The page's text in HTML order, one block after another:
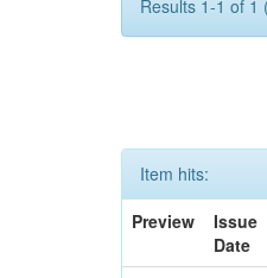
Results 1-1 of 1
Item hits:
Preview
Issue
Date